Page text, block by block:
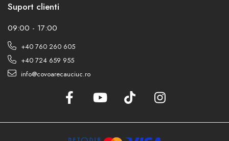
Suport clienti
09:00 - 17:00
+40 760 260 605
+40 724 659 955
info@covoarecauciuc.ro